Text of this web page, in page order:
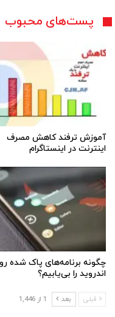
پست‌های محبوب
آموزش ترفند کاهش مصرف
اینترنت در اینستاگرام
چگونه برنامه‌های پاک شده
اندروید را بی‌یابیم؟
قبلی بعد 1 از 1,446